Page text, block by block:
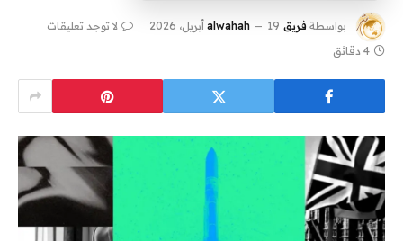
بواسطة فريق alwahah 19 أبريل، 2026
لا توجد تعليقات
4 دقائق